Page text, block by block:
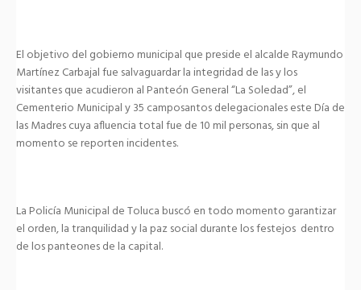
El objetivo del gobierno municipal que preside el alcalde Raymundo
Martínez Carbajal fue salvaguardar la integridad de las y los
visitantes que acudieron al Panteón General “La Soledad”, el
Cementerio Municipal y 35 camposantos delegacionales este Día de
las Madres cuya afluencia total fue de 10 mil personas, sin que al
momento se reporten incidentes.
La Policía Municipal de Toluca buscó en todo momento garantizar
el orden, la tranquilidad y la paz social durante los festejos dentro
de los panteones de la capital.